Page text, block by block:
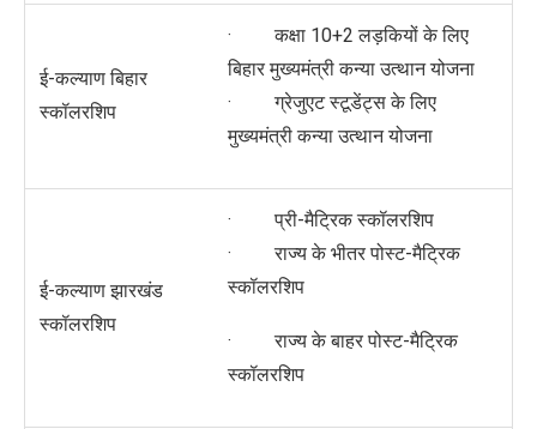
ई-कल्याण बिहार
स्कॉलरशिप
· कक्षा 10+2 लड़कियों के लिए
बिहार मुख्यमंत्री कन्या उत्थान योजना
· ग्रेजुएट स्टूडेंट्स के लिए
मुख्यमंत्री कन्या उत्थान योजना
ई-कल्याण झारखंड
स्कॉलरशिप
· प्री-मैट्रिक स्कॉलरशिप
· राज्य के भीतर पोस्ट-मैट्रिक
स्कॉलरशिप
· राज्य के बाहर पोस्ट-मैट्रिक
स्कॉलरशिप